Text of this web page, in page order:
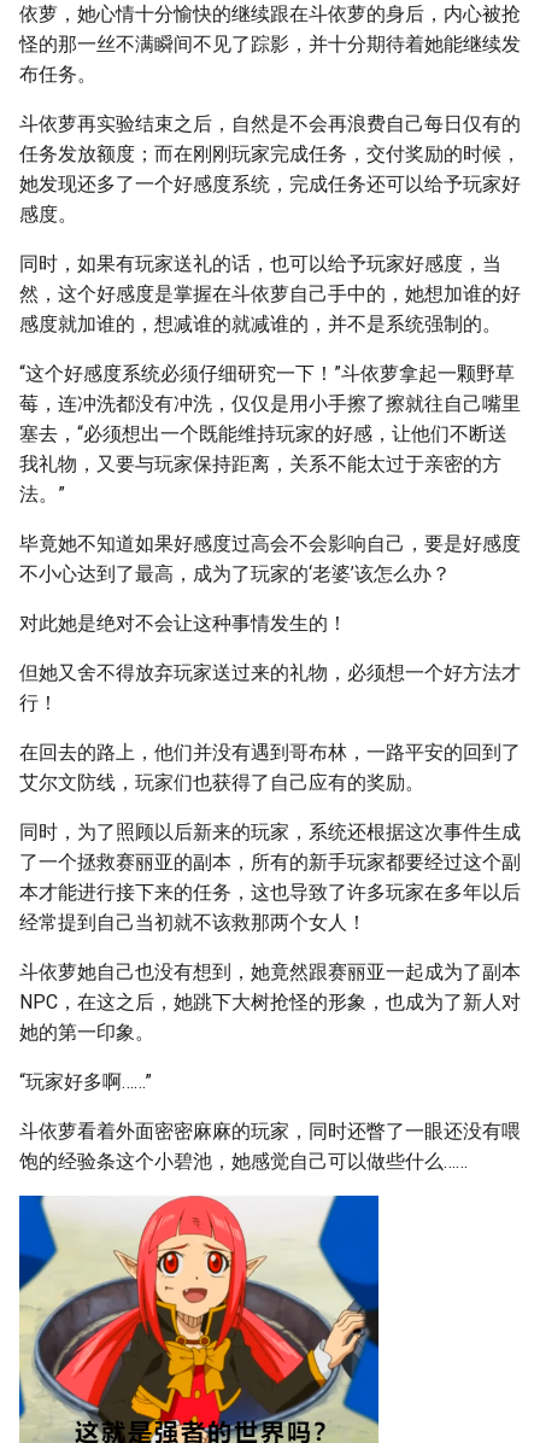
依萝，她心情十分愉快的继续跟在斗依萝的身后，内心被抢
怪的那一丝不满瞬间不见了踪影，并十分期待着她能继续发
布任务。
斗依萝再实验结束之后，自然是不会再浪费自己每日仅有的
任务发放额度；而在刚刚玩家完成任务，交付奖励的时候，
她发现还多了一个好感度系统，完成任务还可以给予玩家好
感度。
同时，如果有玩家送礼的话，也可以给予玩家好感度，当
然，这个好感度是掌握在斗依萝自己手中的，她想加谁的好
感度就加谁的，想减谁的就减谁的，并不是系统强制的。
“这个好感度系统必须仔细研究一下！”斗依萝拿起一颗野草
莓，连冲洗都没有冲洗，仅仅是用小手擦了擦就往自己嘴里
塞去，“必须想出一个既能维持玩家的好感，让他们不断送
我礼物，又要与玩家保持距离，关系不能太过于亲密的方
法。”
毕竟她不知道如果好感度过高会不会影响自己，要是好感度
不小心达到了最高，成为了玩家的‘老婆’该怎么办？
对此她是绝对不会让这种事情发生的！
但她又舍不得放弃玩家送过来的礼物，必须想一个好方法才
行！
在回去的路上，他们并没有遇到哥布林，一路平安的回到了
艾尔文防线，玩家们也获得了自己应有的奖励。
同时，为了照顾以后新来的玩家，系统还根据这次事件生成
了一个拯救赛丽亚的副本，所有的新手玩家都要经过这个副
本才能进行接下来的任务，这也导致了许多玩家在多年以后
经常提到自己当初就不该救那两个女人！
斗依萝她自己也没有想到，她竟然跟赛丽亚一起成为了副本
NPC，在这之后，她跳下大树抢怪的形象，也成为了新人对
她的第一印象。
“玩家好多啊……”
斗依萝看着外面密密麻麻的玩家，同时还瞥了一眼还没有喂
饱的经验条这个小碧池，她感觉自己可以做些什么……